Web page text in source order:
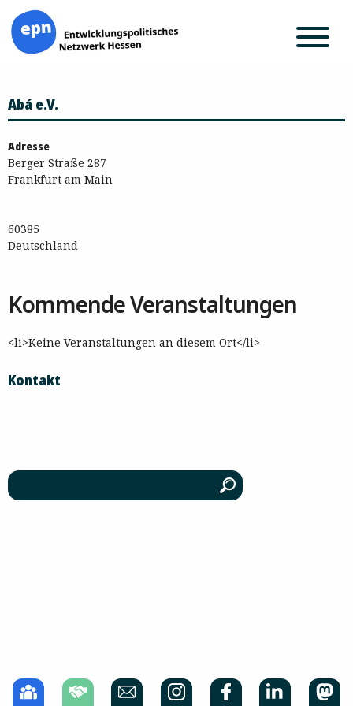
Inhalt
springen
Abá e.V.
Adresse
Berger Straße 287
Frankfurt am Main
60385
Deutschland
Kommende Veranstaltungen
<li>Keine Veranstaltungen an diesem Ort</li>
Kontakt